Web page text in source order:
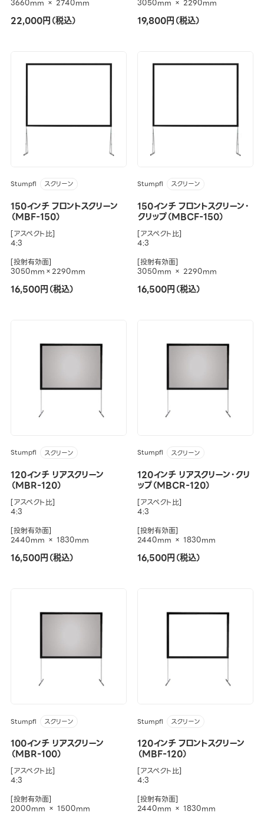
3660mm × 2740mm
22,000円（税込）
3050mm × 2290mm
19,800円（税込）
Stumpfl スクリーン
150インチ フロントスクリーン
（MBF-150）
[アスペクト比]
4:3
[投射有効面]
3050mm×2290mm
16,500円（税込）
Stumpfl スクリーン
150インチ フロントスクリーン・
クリップ（MBCF-150）
[アスペクト比]
4:3
[投射有効面]
3050mm × 2290mm
16,500円（税込）
Stumpfl スクリーン
120インチ リアスクリーン
（MBR-120）
[アスペクト比]
4:3
[投射有効面]
2440mm × 1830mm
16,500円（税込）
Stumpfl スクリーン
120インチ リアスクリーン・クリ
ップ（MBCR-120）
[アスペクト比]
4:3
[投射有効面]
2440mm × 1830mm
16,500円（税込）
Stumpfl スクリーン
100インチ リアスクリーン
（MBR-100）
[アスペクト比]
4:3
[投射有効面]
2000mm × 1500mm
Stumpfl スクリーン
120インチ フロントスクリーン
（MBF-120）
[アスペクト比]
4:3
[投射有効面]
2440mm × 1830mm